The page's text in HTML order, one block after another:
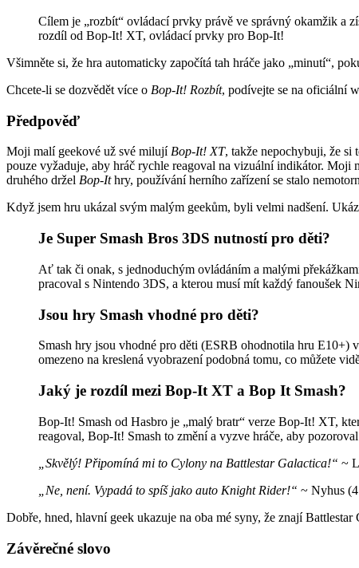
Cílem je „rozbít“ ovládací prvky právě ve správný okamžik a
rozdíl od Bop-It! XT, ovládací prvky pro Bop-It!
Všimněte si, že hra automaticky započítá tah hráče jako „minutí“,
Chcete-li se dozvědět více o Bop-It! Rozbít, podívejte se na oficiální
Předpověď
Moji malí geekové už své milují Bop-It! XT, takže nepochybuji, že si
pouze vyžaduje, aby hráč rychle reagoval na vizuální indikátor. Moji
druhého držel Bop-Ithry, používání herního zařízení se stalo
Když jsem hru ukázal svým malým geekům, byli velmi nadšení.
Je Super Smash Bros 3DS nutností pro děti?
Ať tak či onak, s jednoduchým ovládáním a malými
pracoval s Nintendo 3DS, a kterou musí mít každý fanoušek
Jsou hry Smash vhodné pro děti?
Smash hry jsou vhodné pro děti (ESRB ohodnotila hru
omezeno na kreslená vyobrazení podobná tomu, co můžete
Jaký je rozdíl mezi Bop-It XT a Bop It Smash?
Bop-It! Smash od Hasbro je „malý bratr“ verze Bop-It! XT,
reagoval, Bop-It! Smash to změní a vyzve hráče, aby
„Skvělý! Připomíná mi to Cylony na Battlestar Galactica!“ ~
„Ne, není. Vypadá to spíš jako auto Knight Rider!“ ~ Nyhus
Dobře, hned, hlavní geek ukazuje na oba mé syny, že znají
Závěrečné slovo